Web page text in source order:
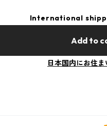
International
Add to
日本国内にお住